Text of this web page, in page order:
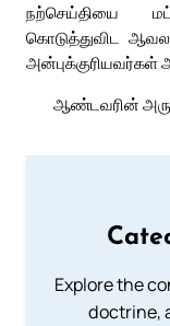
நற்செய்தியை
கொடுத்துவிட
அன்புக்குரியவர்கள்
ஆண்டவரின்
Explore the
doctrine,